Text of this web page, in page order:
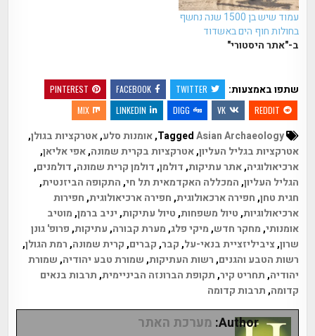
עמוד שיש בן 1500 שנה נחשף
בחולות חוף הים באשדוד
ב-"אתר היסטורי"
שתפו באמצעות: TWITTER
FACEBOOK
PINTEREST
REDDIT
VK
DIGG
LINKEDIN
MIX
Tagged
Asian Archaeology
,אומנות סלע,אטרקציות בגולן,
אטרקציות בגליל העליון,אטרקציות בקרית שמונה,אפי אליאן,
ארכיאולוגיה,אתר עתיקות,דולמן,דולמן קרית שמונה,דולמנים,
הגליל העליון,המכללה האקדמאית תל חי,התקופה הביזנטית,
חגית טחן,חפירה ארכאולוגית,חפירה ארכיאולוגית,חפירות
ארכיאולוגיות,טיול משפחות,טיול עתיקות,יניב ברמן,מוטיב
אומנותי,מחקר חדש,מיקי פלג,מערת קבורה,עתיקות,פרופ' גונן
שרון,ציביליזציית בנאי-על,קבר,קברים,קרית שמונה,רמת הגולן,
רשות הטבע והגנים,רשות העתיקות,שמורת טבע יהודיה,שמורת
יהודיה,תחריט קיר,תקופת הברונזה הביניימית,תרבות בנאים
קדומה,תרבות קדומה
Author: מערכת האתר